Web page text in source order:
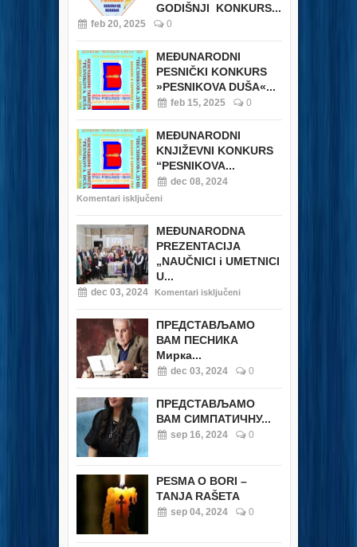
GODIŠNJI KONKURS...
feb 20, 2025 0
MEĐUNARODNI
PESNIČKI KONKURS
»PESNIKOVA DUŠA«...
feb 15, 2025 0
MEĐUNARODNI
KNJIŽEVNI KONKURS
“PESNIKOVA...
dec 08, 2024
Komentari isključeni
MEĐUNARODNA
PREZENTACIJA
„NAUČNICI i UMETNICI
U...
dec 03, 2024 Komentari isključeni
ПРЕДСТАВЉАМО
ВАМ ПЕСНИКА
Мирка...
dec 03, 2024 0
ПРЕДСТАВЉАМО
ВАМ СИМПАТИЧНУ...
sep 16, 2024 0
PESMA O BORI –
TANJA RAŠETA
sep 04, 2024 0